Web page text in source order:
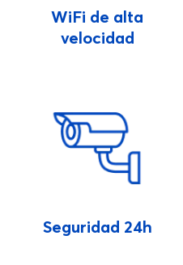
WiFi de alta
velocidad
Seguridad 24h